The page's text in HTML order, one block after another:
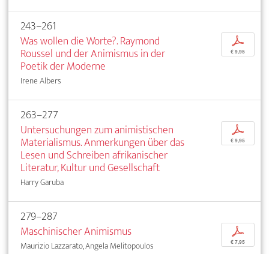
243–261
Was wollen die Worte?. Raymond
Roussel und der Animismus in der
Poetik der Moderne
Irene Albers
p
€ 9,95
263–277
Untersuchungen zum animistischen
Materialismus. Anmerkungen über das
Lesen und Schreiben afrikanischer
Literatur, Kultur und Gesellschaft
Harry Garuba
p
€ 9,95
279–287
Maschinischer Animismus
Maurizio Lazzarato, Angela Melitopoulos
p
€ 7,95